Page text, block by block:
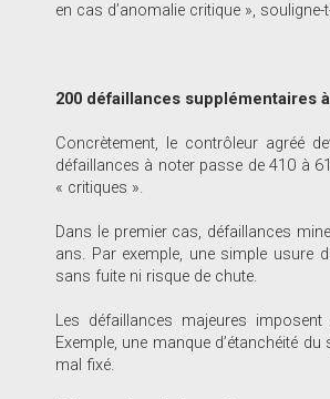
en cas d’anomalie critique », souligne-
200 défaillances supplémentaires
Concrètement, le contrôleur agréé
défaillances à noter passe de 410 à
« critiques ».
Dans le premier cas, défaillances
ans. Par exemple, une simple usure
sans fuite ni risque de chute.
Les défaillances majeures
Exemple, une manque d’étanchéité
mal fixé.